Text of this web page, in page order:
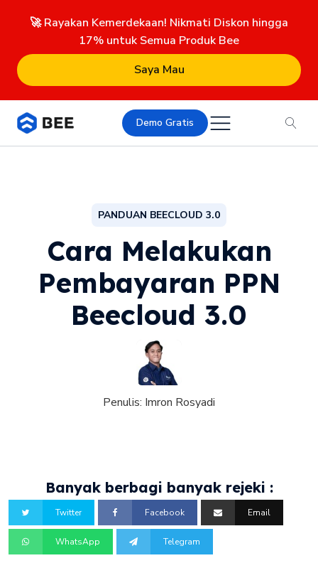
🚀 Rayakan Kemerdekaan! Nikmati Diskon hingga
17% untuk Semua Produk Bee
Saya Mau
Demo Gratis
PANDUAN BEECLOUD 3.0
Cara Melakukan
Pembayaran PPN
Beecloud 3.0
Penulis: Imron Rosyadi
Banyak berbagi banyak rejeki :
Twitter Facebook Email
WhatsApp Telegram